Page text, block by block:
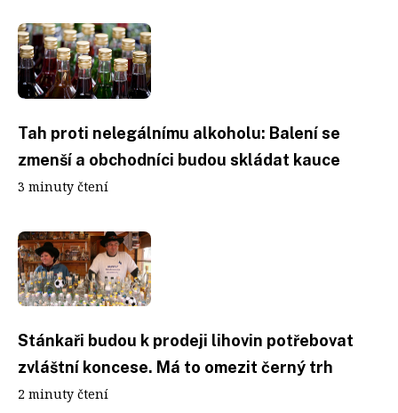
Tah proti nelegálnímu alkoholu: Balení se
zmenší a obchodníci budou skládat kauce
3 minuty čtení
Stánkaři budou k prodeji lihovin potřebovat
zvláštní koncese. Má to omezit černý trh
2 minuty čtení